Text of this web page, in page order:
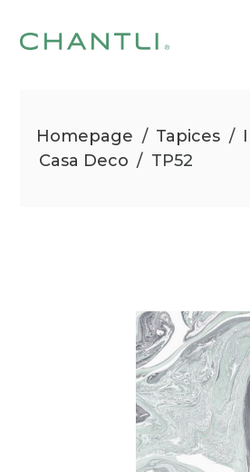
Homepage / Tapices /
Casa Deco / TP52